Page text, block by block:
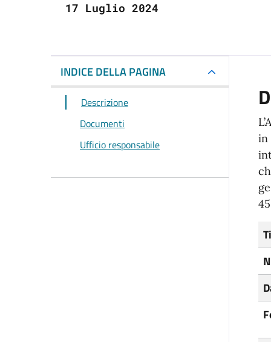
17 Luglio 2024
INDICE DELLA PAGINA
Descrizione
Documenti
Ufficio responsabile
in